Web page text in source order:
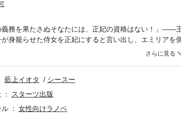
義務を果たさぬそなたには、正妃の資格はない！」――
が身籠らせた侍女を正妃にすると言い出し、エミリアを
限界に達したエミリアは、自分らしく生きることを決
藍上イオタ
シースー
スターツ出版
ル
女性向けラノベ